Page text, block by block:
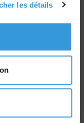
les détails